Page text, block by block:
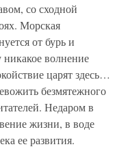
со сходной
Морская
от бурь и
волнение
царят здесь…
безмятежного
Недаром в
жизни, в воде
ее развития.